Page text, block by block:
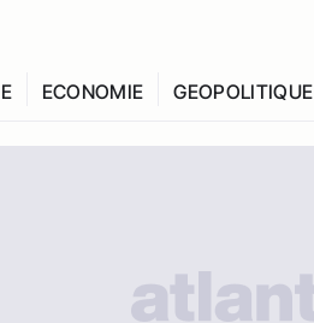
ECONOMIE GEOPOLITIQUE